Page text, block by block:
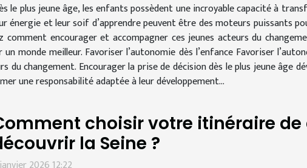
le plus jeune âge, les enfants possèdent une incroyable capacité à
énergie et leur soif d’apprendre peuvent être des moteurs puissants
comment encourager et accompagner ces jeunes acteurs du
monde meilleur. Favoriser l’autonomie dès l’enfance Favoriser
changement. Encourager la prise de décision dès le plus jeune âge
une responsabilité adaptée à leur développement...
choisir votre itinéraire
la Seine ?